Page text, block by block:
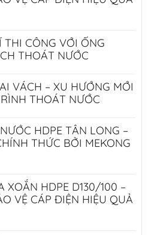
THI CÔNG VỚI ỐNG
THOÁT NƯỚC
VÁCH – XU HƯỚNG MỚI
THOÁT NƯỚC
HDPE TÂN LONG –
THỨC BỞI MEKONG
XOẮN HDPE D130/100 –
VỆ CÁP ĐIỆN HIỆU QUẢ